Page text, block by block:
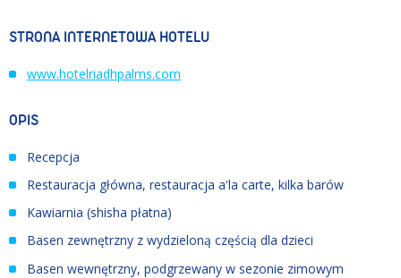
STRONA INTERNETOWA HOTELU
www.hotelriadhpalms.com
OPIS
Recepcja
Restauracja główna, restauracja a'la carte, kilka barów
Kawiarnia (shisha płatna)
Basen zewnętrzny z wydzieloną częścią dla dzieci
Basen wewnętrzny, podgrzewany w sezonie zimowym